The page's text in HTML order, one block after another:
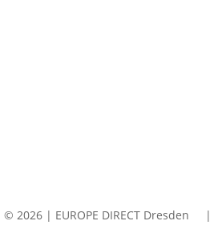
© 2026 | EUROPE DIRECT Dresden |